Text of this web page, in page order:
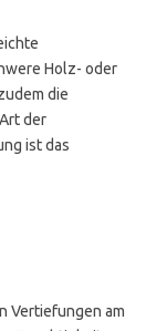
Holz- oder
die
der
ist das
Vertiefungen am